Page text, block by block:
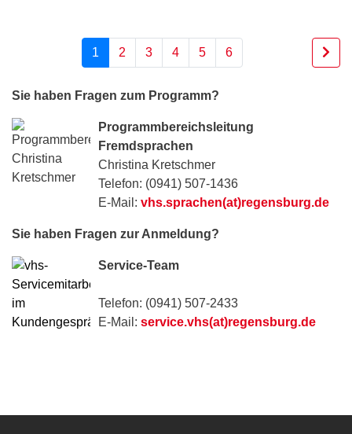
1 2 3 4 5 6
Sie haben Fragen zum Programm?
Programmbereichsleitung
Fremdsprachen
Christina Kretschmer
Telefon: (0941) 507-1436
E-Mail: vhs.sprachen(at)regensburg.de
Sie haben Fragen zur Anmeldung?
Service-Team
Telefon: (0941) 507-2433
E-Mail: service.vhs(at)regensburg.de